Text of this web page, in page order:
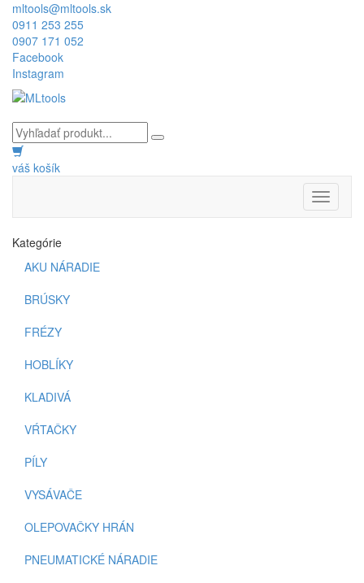
mltools@mltools.sk
0911 253 255
0907 171 052
Facebook
Instagram
váš košík
Toggle
Kategórie
AKU NÁRADIE
BRÚSKY
FRÉZY
HOBLÍKY
KLADIVÁ
VŔTAČKY
PÍLY
VYSÁVAČE
OLEPOVAČKY HRÁN
PNEUMATICKÉ NÁRADIE